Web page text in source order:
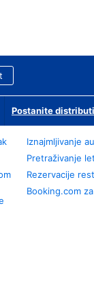
Postanite
Iznajmljivanje
Pretraživanje
Rezervacije
Booking.com